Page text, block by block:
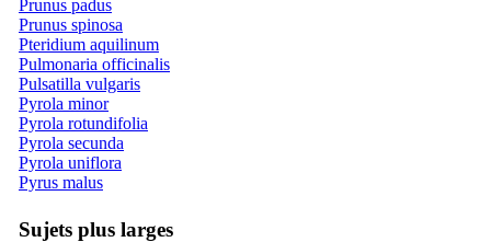
Prunus padus
Prunus spinosa
Pteridium aquilinum
Pulmonaria officinalis
Pulsatilla vulgaris
Pyrola minor
Pyrola rotundifolia
Pyrola secunda
Pyrola uniflora
Pyrus malus
Sujets plus larges